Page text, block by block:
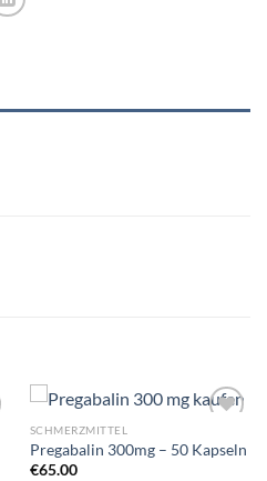
SCHMERZMITTEL
Pregabalin 300mg – 50 Kapseln
€65.00